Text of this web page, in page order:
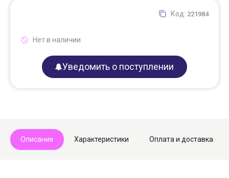
Код: 221984
Нет в наличии
Уведомить о поступлении
Описание Характеристики Оплата и доставка